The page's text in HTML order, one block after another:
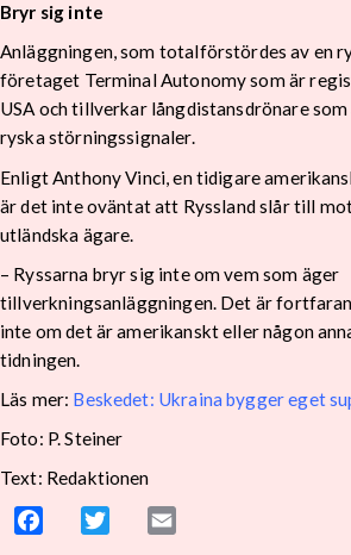
Bryr sig inte
Anläggningen, som totalförstördes av en
företaget Terminal Autonomy som är
USA och tillverkar långdistansdrönare
ryska störningssignaler.
Enligt Anthony Vinci, en tidigare
är det inte oväntat att Ryssland slår till
utländska ägare.
– Ryssarna bryr sig inte om vem som äger
tillverkningsanläggningen. Det är
inte om det är amerikanskt eller någon
tidningen.
Läs mer: Beskedet: Ukraina bygger eget
Foto: P. Steiner
Text: Redaktionen
Facebook Twitter